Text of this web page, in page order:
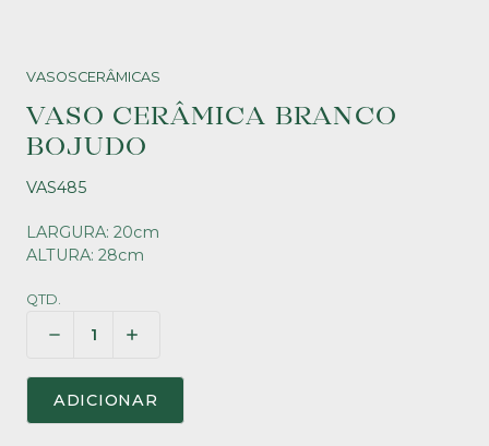
VASOSCERÂMICAS
VASO CERÂMICA BRANCO
BOJUDO
VAS485
LARGURA: 20cm
ALTURA: 28cm
QTD.
ADICIONAR